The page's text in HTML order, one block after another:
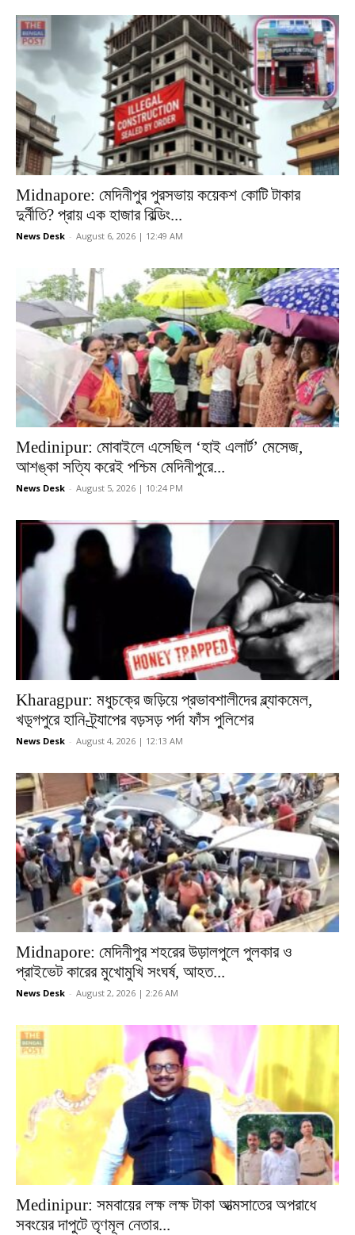
Midnapore: মেদিনীপুর পুরসভায় কয়েকশ কোটি টাকার
দুর্নীতি? প্রায় এক হাজার বিল্ডিং...
News Desk - August 6, 2026 | 12:49 AM
Medinipur: মোবাইলে এসেছিল ‘হাই এলার্ট’ মেসেজ,
আশঙ্কা সত্যি করেই পশ্চিম মেদিনীপুরে...
News Desk - August 5, 2026 | 10:24 PM
Kharagpur: মধুচক্রে জড়িয়ে প্রভাবশালীদের ব্ল্যাকমেল,
খড়্গপুরে হানি-ট্র্যাপের বড়সড় পর্দা ফাঁস পুলিশের
News Desk - August 4, 2026 | 12:13 AM
Midnapore: মেদিনীপুর শহরের উড়ালপুলে পুলকার ও
প্রাইভেট কারের মুখোমুখি সংঘর্ষ, আহত...
News Desk - August 2, 2026 | 2:26 AM
Medinipur: সমবায়ের লক্ষ লক্ষ টাকা আত্মসাতের অপরাধে
সবংয়ের দাপুটে তৃণমূল নেতার...